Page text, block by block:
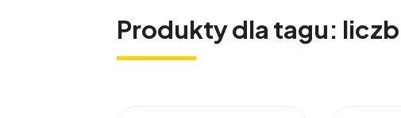
Produkty dla tagu: liczb